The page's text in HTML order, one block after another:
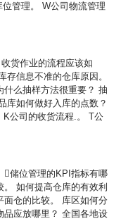
管理。 W公司物流管理
货作业的流程应该如
信息不准的仓库原因。
么抽样方法很重要？ 抽
库如何做好入库的点数？
K公司的收货流程.。 T公
储位管理的KPI指标有哪
如何提高仓库的有效利
仓的比较。
库区如何分
品应放哪里？ 全国各地设